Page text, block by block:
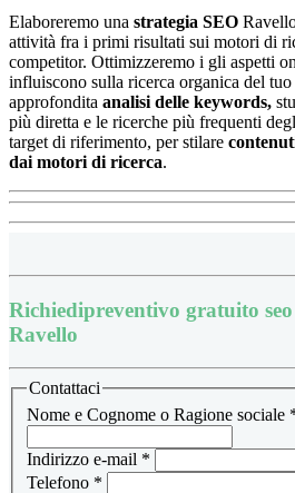
Elaboreremo una strategia SEO
attività fra i primi risultati sui motori di
competitor. Ottimizzeremo i gli aspetti
influiscono sulla ricerca organica del
approfondita analisi delle keywords,
più diretta e le ricerche più frequenti
target di riferimento, per stilare
dai motori di ricerca.
Richiedipreventivo gratuito
Ravello
Contattaci
Nome e Cognome o Ragione sociale
Indirizzo e-mail *
Telefono *